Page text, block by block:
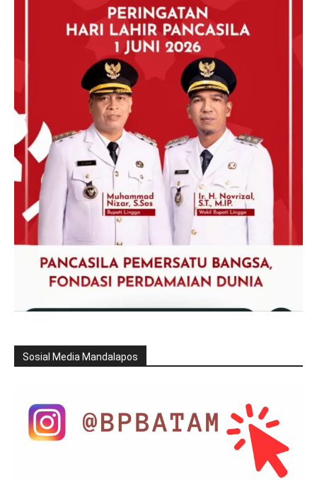
Sosial Media Mandalapos